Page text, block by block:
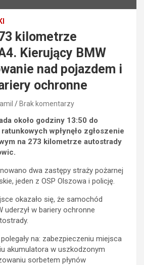
kilometrze
Kierujący BMW
nad pojazdem i
ochronne
Brak komentarzy
około godziny 13:50 do
wpłynęło zgłoszenie
na 273 kilometrze autostrady
dwa zastępy straży pożarnej
jeden z OSP Olszowa i policję.
okazało się, że samochód
uderzył w bariery ochronne
na: zabezpieczeniu miejsca
akumulatora w uszkodzonym
sorbetem płynów